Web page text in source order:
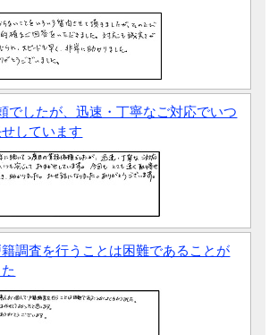
でしたが、迅速・丁寧なご対応でいつ
しています
調査を行うことは困難であることが